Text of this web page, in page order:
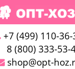
+7 (499) 110-36-
8 (800) 333-53-
shop@opt-